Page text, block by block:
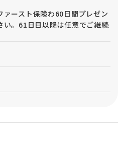
ースト保険わ60日間プレゼン
い。61日目以降は任意でご継続